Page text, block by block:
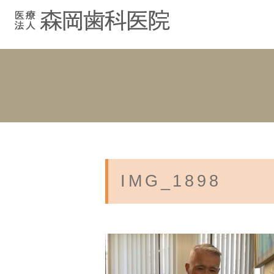
むし歯治療
小児歯科
院長紹介 院内紹介
院長ブログ スタッフブ
IMG_1898